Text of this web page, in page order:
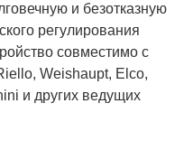
и безотказную
регулирования
совместимо с
Weishaupt, Elco,
и других ведущих